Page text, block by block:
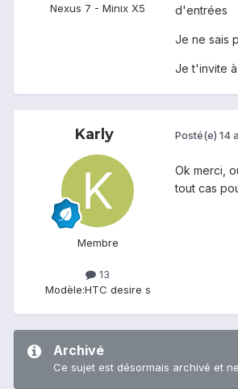
Nexus 7 - Minix X5
d'entrées
Je ne sais
Je t'invite
Karly
Membre
13
Modèle:HTC desire s
Posté(e) 14
Ok merci,
tout cas
Archivé
Ce sujet est désormais archivé et